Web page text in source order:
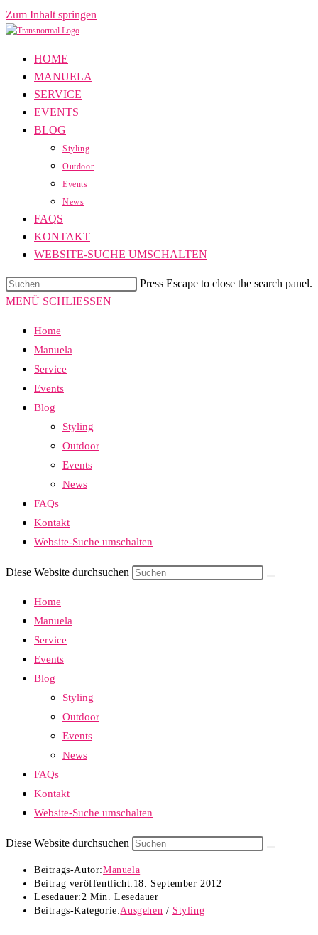
Zum Inhalt springen
HOME
MANUELA
SERVICE
EVENTS
BLOG
Styling
Outdoor
Events
News
FAQS
KONTAKT
WEBSITE-SUCHE UMSCHALTEN
Press Escape to close the search panel.
MENÜ SCHLIESSEN
Home
Manuela
Service
Events
Blog
Styling
Outdoor
Events
News
FAQs
Kontakt
Website-Suche umschalten
Diese Website durchsuchen
Home
Manuela
Service
Events
Blog
Styling
Outdoor
Events
News
FAQs
Kontakt
Website-Suche umschalten
Diese Website durchsuchen
Beitrags-Autor:Manuela
Beitrag veröffentlicht: 18. September 2012
Lesedauer:2 Min. Lesedauer
Beitrags-Kategorie:Ausgehen / Styling